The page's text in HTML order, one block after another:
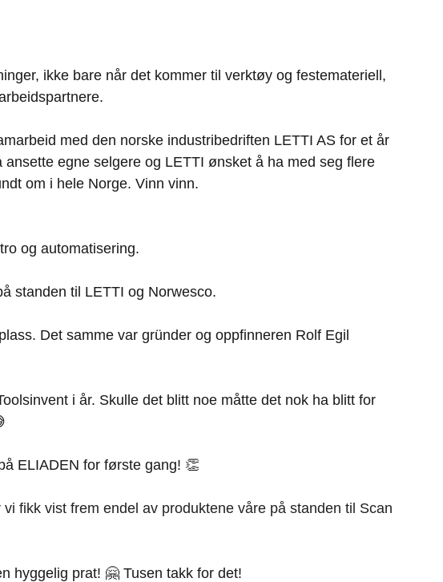
ikke bare når det kommer til verktøy og festemateriell,
med den norske industribedriften LETTI AS for et år
egne selgere og LETTI ønsket å ha med seg flere
om i hele Norge. Vinn vinn.
og automatisering.
standen til LETTI og Norwesco.
Det samme var gründer og oppfinneren Rolf Egil
i år. Skulle det blitt noe måtte det nok ha blitt for
ELIADEN for første gang! 👏
fikk vist frem endel av produktene våre på standen til Scan
hyggelig prat! 🤗 Tusen takk for det!